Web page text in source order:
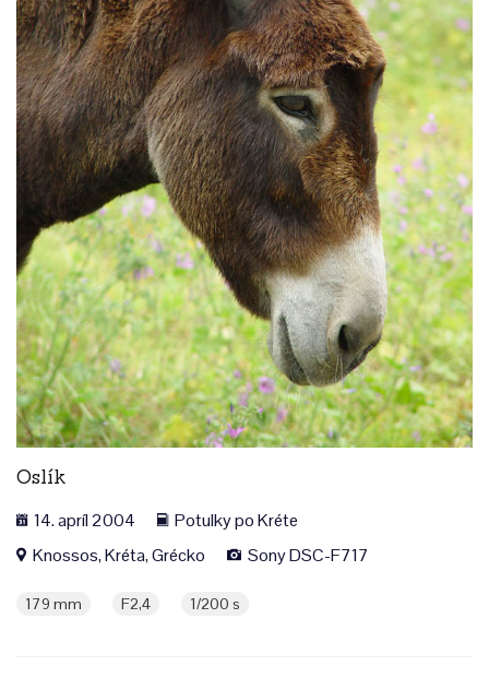
Vyhľadávanie
Oslík
14. apríl 2004
Potulky po Kréte
Knossos, Kréta, Grécko
Sony DSC-F717
179 mm F2,4 1/200 s